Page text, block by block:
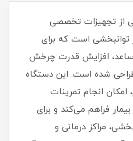
از تجهیزات تخصصی
توانبخشی است که برای
افزایش قدرت چرخش
شده است. این دستگاه
امکان انجام تمرینات
فراهم می‌کند و برای
مراکز درمانی و